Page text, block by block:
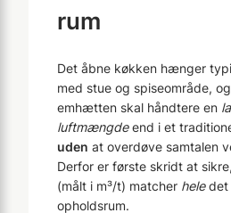
rum
Det åbne køkken hænger
med stue og spiseområde,
emhætten skal håndtere en
luftmængdeend i et
uden at overdøve samtalen
Derfor er første skridt at
(målt i m³/t) matcher heledet
opholdsrum.